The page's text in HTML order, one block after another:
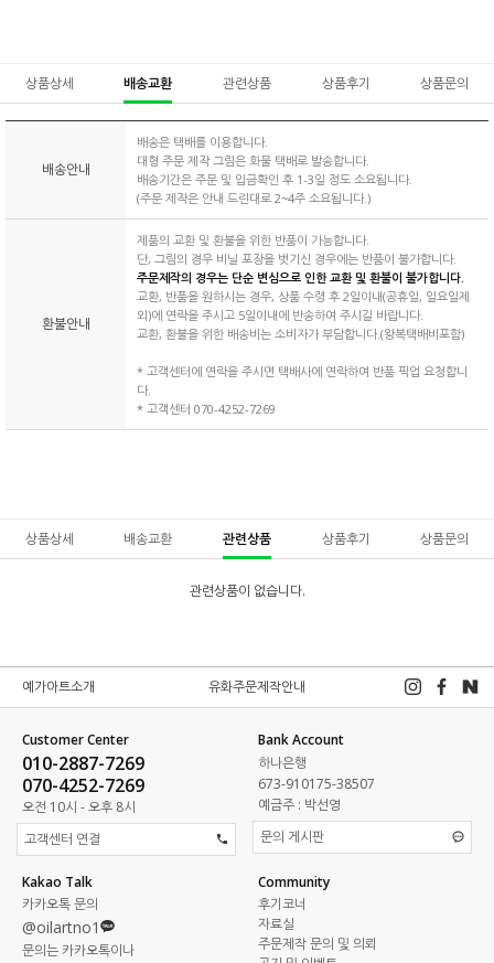
상품상세 배송교환 관련상품 상품후기 상품문의
배송안내
배송은 택배를 이용합니다.
대형 주문 제작 그림은 화물 택배로 발송합니다.
배송기간은 주문 및 입금확인 후 1-3일 정도 소요됩니다.
(주문 제작은 안내 드린대로 2~4주 소요됩니다.)
환불안내
제품의 교환 및 환불을 위한 반품이 가능합니다.
단, 그림의 경우 비닐 포장을 벗기신 경우에는 반품이 불가합니다.
주문제작의 경우는 단순 변심으로 인한 교환 및 환불이 불가합니다.
교환, 반품을 원하시는 경우, 상품 수령 후 2일이내(공휴일, 일요일제
외)에 연락을 주시고 5일이내에 반송하여 주시길 바랍니다.
교환, 환불을 위한 배송비는 소비자가 부담합니다.(왕복택배비포함)
* 고객센터에 연락을 주시면 택배사에 연락하여 반품 픽업 요청합니
다.
* 고객센터 070-4252-7269
상품상세 배송교환 관련상품 상품후기 상품문의
관련상품이 없습니다.
예가아트소개 유화주문제작안내
Customer Center
010-2887-7269
070-4252-7269
오전 10시 - 오후 8시
고객센터 연결
Bank Account
하나은행
673-910175-38507
예금주 : 박선영
문의 게시판
Kakao Talk
카카오톡 문의
@oilartno1
문의는 카카오톡이나
Community
후기코너
자료실
주문제작 문의 및 의뢰